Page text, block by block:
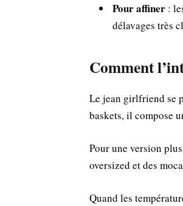
Pour affiner :
délavages très
Comment
Le jean girlfriend se
baskets, il compose
Pour une version
oversized et des
Quand les